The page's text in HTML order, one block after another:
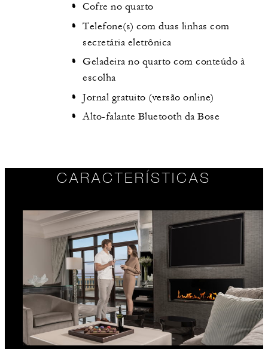
Cofre no quarto
Telefone(s) com duas linhas com
secretária eletrônica
Geladeira no quarto com conteúdo à
escolha
Jornal gratuito (versão online)
Alto-falante Bluetooth da Bose
CARACTERÍSTICAS